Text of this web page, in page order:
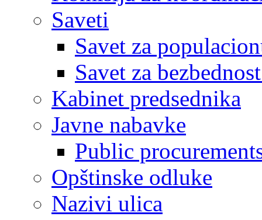
Saveti
Savet za
Savet za
Kabinet predsednika
Javne nabavke
Public
Opštinske odluke
Nazivi ulica